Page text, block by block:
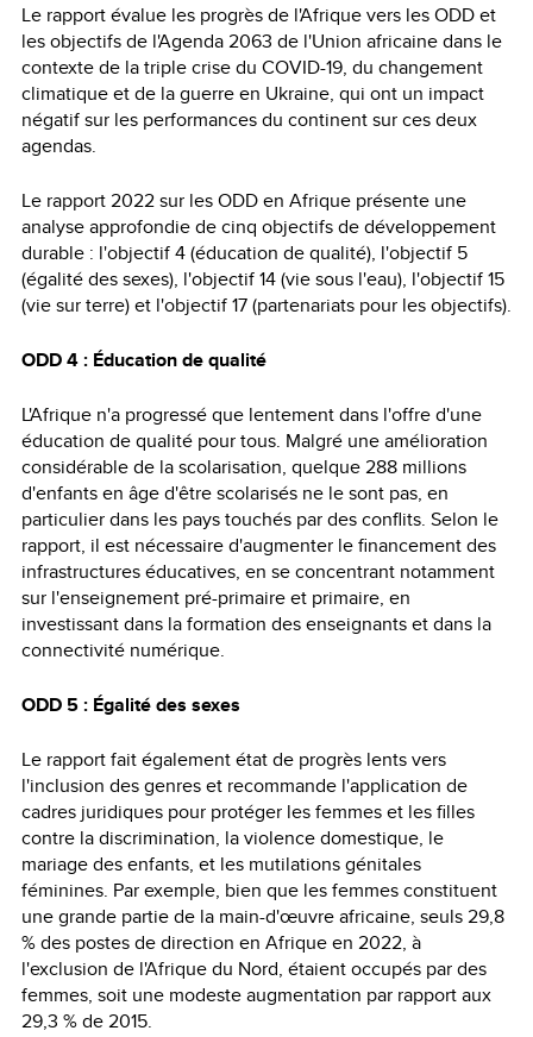
Le rapport évalue les progrès de l'Afrique vers les ODD et
les objectifs de l'Agenda 2063 de l'Union africaine dans le
contexte de la triple crise du COVID-19, du changement
climatique et de la guerre en Ukraine, qui ont un impact
négatif sur les performances du continent sur ces deux
agendas.
Le rapport 2022 sur les ODD en Afrique présente une
analyse approfondie de cinq objectifs de développement
durable : l'objectif 4 (éducation de qualité), l'objectif 5
(égalité des sexes), l'objectif 14 (vie sous l'eau), l'objectif 15
(vie sur terre) et l'objectif 17 (partenariats pour les objectifs).
ODD 4 : Éducation de qualité
L'Afrique n'a progressé que lentement dans l'offre d'une
éducation de qualité pour tous. Malgré une amélioration
considérable de la scolarisation, quelque 288 millions
d'enfants en âge d'être scolarisés ne le sont pas, en
particulier dans les pays touchés par des conflits. Selon le
rapport, il est nécessaire d'augmenter le financement des
infrastructures éducatives, en se concentrant notamment
sur l'enseignement pré-primaire et primaire, en
investissant dans la formation des enseignants et dans la
connectivité numérique.
ODD 5 : Égalité des sexes
Le rapport fait également état de progrès lents vers
l'inclusion des genres et recommande l'application de
cadres juridiques pour protéger les femmes et les filles
contre la discrimination, la violence domestique, le
mariage des enfants, et les mutilations génitales
féminines. Par exemple, bien que les femmes constituent
une grande partie de la main-d'œuvre africaine, seuls 29,8
% des postes de direction en Afrique en 2022, à
l'exclusion de l'Afrique du Nord, étaient occupés par des
femmes, soit une modeste augmentation par rapport aux
29,3 % de 2015.